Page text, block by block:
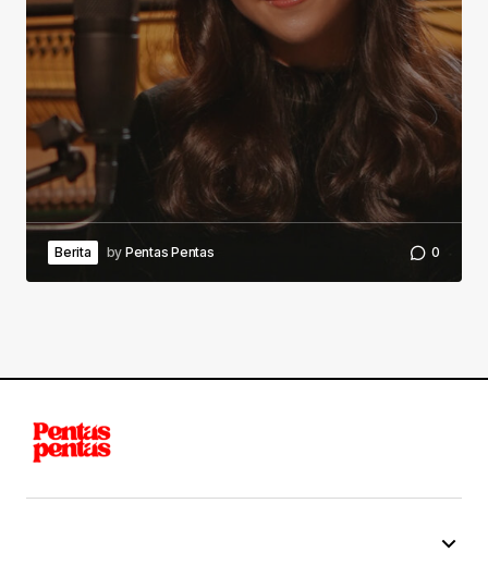
Berita by Pentas Pentas 0